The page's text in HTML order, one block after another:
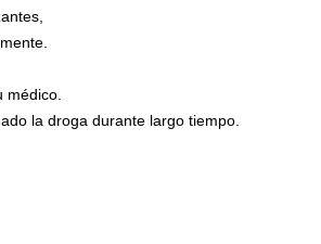
médico.
la droga durante largo tiempo.